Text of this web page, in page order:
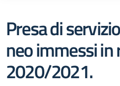
Presa di
neo immessi in
2020/2021.